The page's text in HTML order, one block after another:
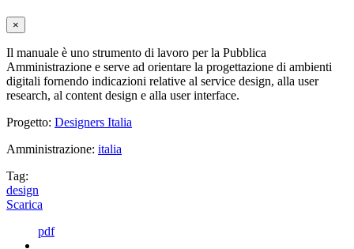
×
Il manuale è uno strumento di lavoro per la Pubblica
Amministrazione e serve ad orientare la progettazione di ambienti
digitali fornendo indicazioni relative al service design, alla user
research, al content design e alla user interface.
Progetto: Designers Italia
Amministrazione: italia
Tag:
design
Scarica
pdf